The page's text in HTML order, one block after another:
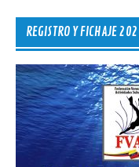
REGISTRO Y FICHAJE